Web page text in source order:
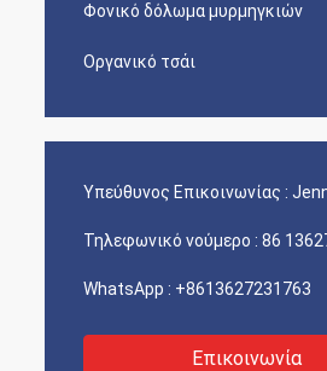
Φονικό δόλωμα μυρμηγκιών
Οργανικό τσάι
Υπεύθυνος Επικοινωνίας :
Τηλεφωνικό νούμερο : 86
WhatsApp : +8613627231763
Επικοινωνία